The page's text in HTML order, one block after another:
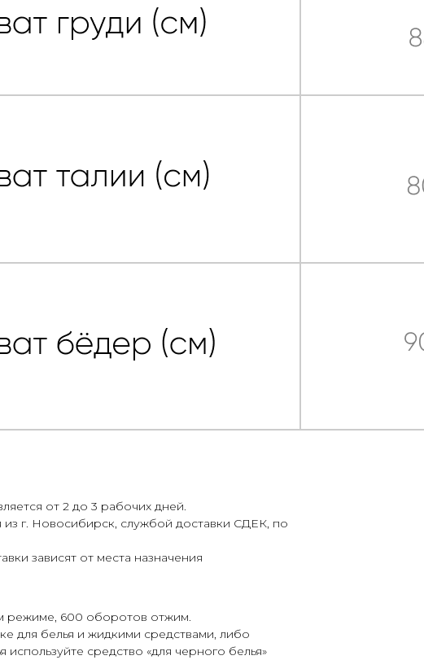
от 2 до 3 рабочих дней.
из г. Новосибирск, службой доставки СДЕК, по
зависят от места назначения
режиме, 600 оборотов отжим.
для белья и жидкими средствами, либо
используйте средство «для черного белья»